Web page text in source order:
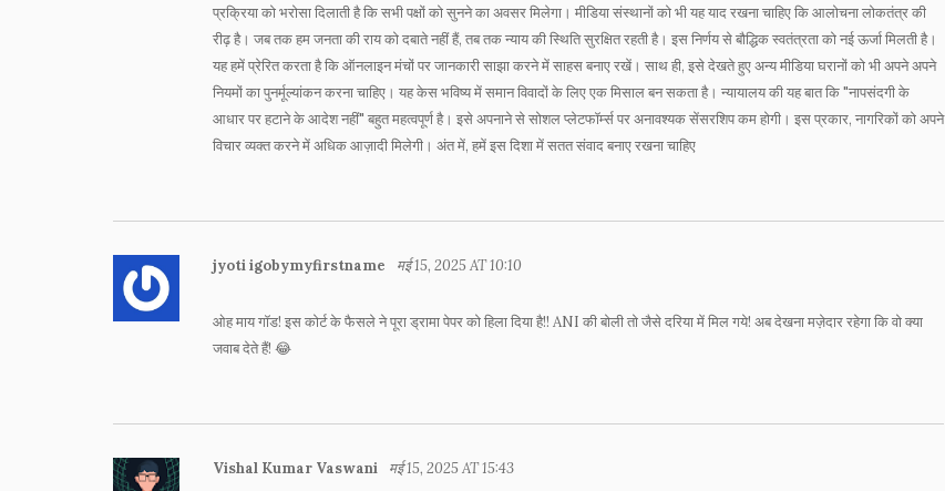
प्रक्रिया को भरोसा दिलाती है कि सभी पक्षों को सुनने का अवसर मिलेगा। मीडिया संस्थानों को भी यह याद रखना चाहिए कि आलोचना लोकतंत्र की
रीढ़ है। जब तक हम जनता की राय को दबाते नहीं हैं, तब तक न्याय की स्थिति सुरक्षित रहती है। इस निर्णय से बौद्धिक स्वतंत्रता को नई ऊर्जा मिलती है।
यह हमें प्रेरित करता है कि ऑनलाइन मंचों पर जानकारी साझा करने में साहस बनाए रखें। साथ ही, इसे देखते हुए अन्य मीडिया घरानों को भी अपने अपने
नियमों का पुनर्मूल्यांकन करना चाहिए। यह केस भविष्य में समान विवादों के लिए एक मिसाल बन सकता है। न्यायालय की यह बात कि "नापसंदगी के
आधार पर हटाने के आदेश नहीं" बहुत महत्वपूर्ण है। इसे अपनाने से सोशल प्लेटफॉर्म्स पर अनावश्यक सेंसरशिप कम होगी। इस प्रकार, नागरिकों को अपने
विचार व्यक्त करने में अधिक आज़ादी मिलेगी। अंत में, हमें इस दिशा में सतत संवाद बनाए रखना चाहिए
jyoti igobymyfirstname मई 15, 2025 AT 10:10
ओह माय गॉड! इस कोर्ट के फैसले ने पूरा ड्रामा पेपर को हिला दिया है!! ANI की बोली तो जैसे दरिया में मिल गये! अब देखना मज़ेदार रहेगा कि वो क्या
जवाब देते हैं! 😂
Vishal Kumar Vaswani मई 15, 2025 AT 15:43